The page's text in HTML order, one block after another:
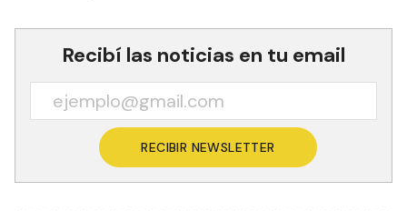
Recibí las noticias en tu email
RECIBIR NEWSLETTER